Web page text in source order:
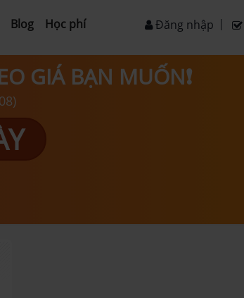
Blog Học phí Đăng nhập
GIÁ BẠN MUỐN❗